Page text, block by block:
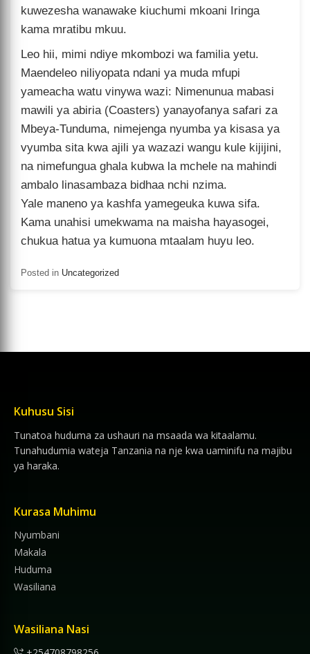
kuwezesha wanawake kiuchumi mkoani Iringa
kama mratibu mkuu.
Leo hii, mimi ndiye mkombozi wa familia yetu.
Maendeleo niliyopata ndani ya muda mfupi
yameacha watu vinywa wazi: Nimenunua mabasi
mawili ya abiria (Coasters) yanayofanya safari za
Mbeya-Tunduma, nimejenga nyumba ya kisasa ya
vyumba sita kwa ajili ya wazazi wangu kule kijijini,
na nimefungua ghala kubwa la mchele na mahindi
ambalo linasambaza bidhaa nchi nzima.
Yale maneno ya kashfa yamegeuka kuwa sifa.
Kama unahisi umekwama na maisha hayasogei,
chukua hatua ya kumuona mtaalam huyu leo.
Posted in Uncategorized
Kuhusu Sisi
Tunatoa huduma za ushauri na msaada wa kitaalamu.
Tunahudumia wateja Tanzania na nje kwa uaminifu na majibu
ya haraka.
Kurasa Muhimu
Nyumbani
Makala
Huduma
Wasiliana
Wasiliana Nasi